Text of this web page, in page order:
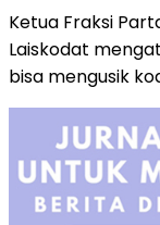
Ketua Fraksi
Laiskodat
bisa mengusik